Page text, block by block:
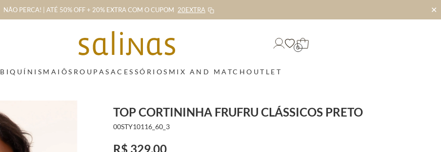
NÃO PERCA! | ATÉ 50% OFF + 20% EXTRA COM O CUPOM 20EXTRA ✕
0
BIQUÍNIS MAIÔS ROUPAS ACESSÓRIOS MIX AND MATCHOUTLET
TOP CORTININHA FRUFRU CLÁSSICOS PRETO
00STY10116_60_3
R$ 329,00